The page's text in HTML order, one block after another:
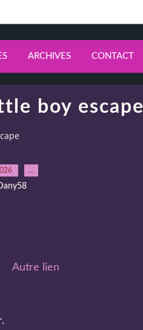
ARCHIVES CONTACT
boy escape
…
Autre lien